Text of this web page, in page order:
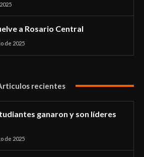
a Rosario Central
de 2025
recientes
ganaron y son líderes
de 2025